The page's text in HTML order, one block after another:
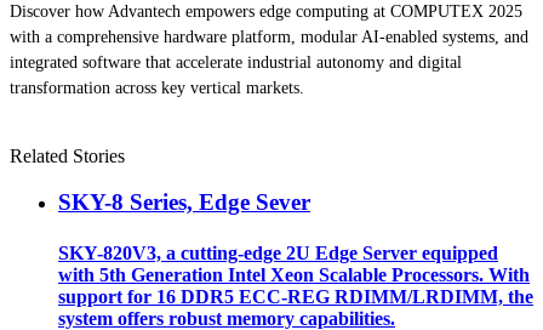
Discover how Advantech empowers edge computing at COMPUTEX 2025
with a comprehensive hardware platform, modular AI-enabled systems, and
integrated software that accelerate industrial autonomy and digital
transformation across key vertical markets.
Related Stories
SKY-8 Series, Edge Sever
SKY-820V3, a cutting-edge 2U Edge Server equipped
with 5th Generation Intel Xeon Scalable Processors. With
support for 16 DDR5 ECC-REG RDIMM/LRDIMM, the
system offers robust memory capabilities.